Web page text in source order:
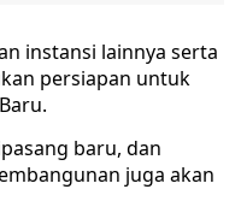
instansi lainnya serta
persiapan untuk
baru, dan
juga akan